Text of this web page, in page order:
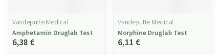
Vandeputte Medical
Amphetamin Druglab Test
6,38 €
Vandeputte Medical
Morphine Druglab Test
6,11 €